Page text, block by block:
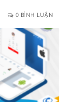
0 BÌNH LUẬN